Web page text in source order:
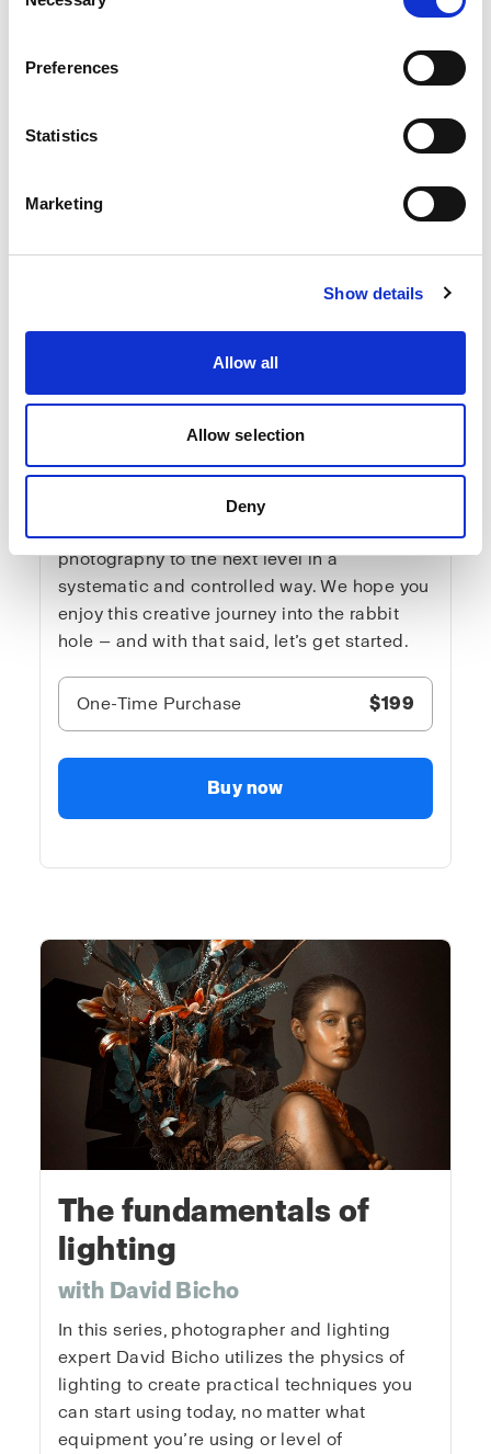
Selection
Preferences
Statistics
Marketing
Show details
Allow all
Allow selection
Deny
Advanced lighting 3
the truth about light. No loose explanations.
The content suits both intermediate and very
sometimes way over the top. And no one is
there to stop David! You will get all the
needed creative tools for you to lift your
photography to the next level in a
systematic and controlled way. We hope you
enjoy this creative journey into the rabbit
hole — and with that said, let’s get started.
One-Time Purchase $199
Buy now
The fundamentals of
lighting
with David Bicho
In this series, photographer and lighting
expert David Bicho utilizes the physics of
lighting to create practical techniques you
can start using today, no matter what
equipment you’re using or level of